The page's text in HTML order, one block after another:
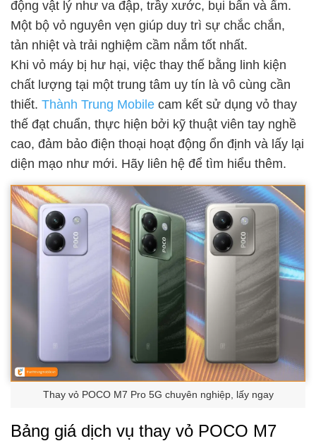
động vật lý như va đập, trầy xước, bụi bẩn và ẩm.
Một bộ vỏ nguyên vẹn giúp duy trì sự chắc chắn,
tản nhiệt và trải nghiệm cầm nắm tốt nhất.
Khi vỏ máy bị hư hại, việc thay thế bằng linh kiện
chất lượng tại một trung tâm uy tín là vô cùng cần
thiết. Thành Trung Mobile cam kết sử dụng vỏ thay
thế đạt chuẩn, thực hiện bởi kỹ thuật viên tay nghề
cao, đảm bảo điện thoại hoạt động ổn định và lấy lại
diện mạo như mới. Hãy liên hệ để tìm hiểu thêm.
Thay vỏ POCO M7 Pro 5G chuyên nghiệp, lấy ngay
Bảng giá dịch vụ thay vỏ POCO M7